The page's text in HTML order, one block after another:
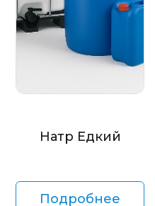
Натр Едкий
Подробнее